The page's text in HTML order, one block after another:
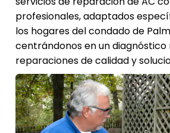
profesionales, adaptados
los hogares del condado de
centrándonos en un diagnóstico
reparaciones de calidad y